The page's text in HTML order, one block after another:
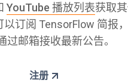
YouTube 播放列表获取其
以订阅 TensorFlow 简报，
过邮箱接收最新公告。
注册